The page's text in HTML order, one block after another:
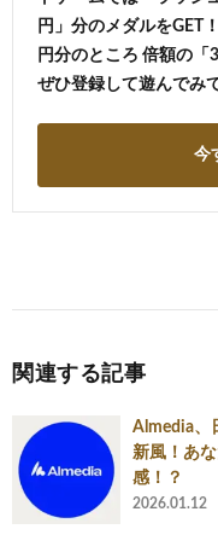
円」分のメダルをGET
円分のところ 倍額の「
ぜひ登録して遊んでみ
今
関連する記事
Almedia、
新風！あ
感！？
2026.01.12